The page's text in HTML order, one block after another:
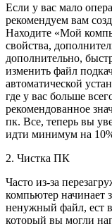
Если у вас мало
рекомендуем вам
Находите «Мой
свойства,
дополнительно,
изменить файл
автоматической
где у вас больше
рекомендованное
пк. Все, теперь вы
идти минимум на
2. Чистка ПК
Часто из-за
компьютер начинает
ненужный файл, ест
который вы могли